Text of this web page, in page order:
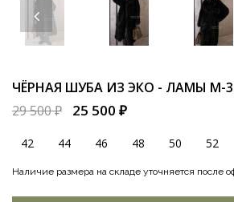
ЧЁРНАЯ ШУБА ИЗ ЭКО - ЛАМЫ M-
29 500 ₽
25 500 ₽
42 44 46 48 50 52
Наличие размера на складе уточняется после